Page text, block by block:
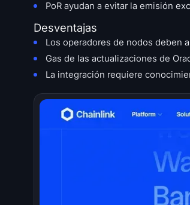
PoR ayudan a evitar la emisión
Desventajas
Los operadores de nodos deben
Gas de las actualizaciones de
La integración requiere